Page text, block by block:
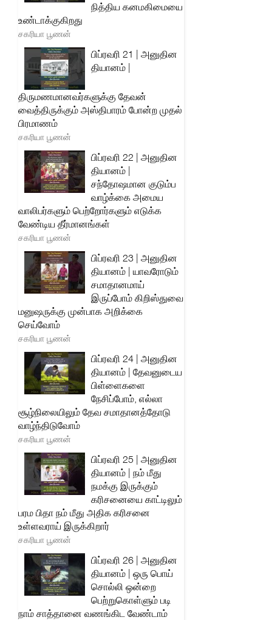
நித்திய கனமகிமையை
உண்டாக்குகிறது
சகரியா பூணன்
பிப்ரவரி 21 | அனுதின
தியானம் |
திருமணமானவர்களுக்கு தேவன்
வைத்திருக்கும் அஸ்திபாரம் போன்ற முதல்
பிரமாணம்
சகரியா பூணன்
பிப்ரவரி 22 | அனுதின
தியானம் |
சந்தோஷமான குடும்ப
வாழ்க்கை அமைய
வாலிபர்களும் பெற்றோர்களும் எடுக்க
வேண்டிய தீர்மானங்கள்
சகரியா பூணன்
பிப்ரவரி 23 | அனுதின
தியானம் | யாவரோடும்
சமாதானமாய்
இருப்போம் கிறிஸ்துவை
மனுஷருக்கு முன்பாக அறிக்கை
செய்வோம்
சகரியா பூணன்
பிப்ரவரி 24 | அனுதின
தியானம் | தேவனுடைய
பிள்ளைகளை
நேசிப்போம், எல்லா
சூழ்நிலையிலும் தேவ சமாதானத்தோடு
வாழ்ந்திடுவோம்
சகரியா பூணன்
பிப்ரவரி 25 | அனுதின
தியானம் | நம் மீது
நமக்கு இருக்கும்
கரிசனையை காட்டிலும்
பரம பிதா நம் மீது அதிக கரிசனை
உள்ளவராய் இருக்கிறார்
சகரியா பூணன்
பிப்ரவரி 26 | அனுதின
தியானம் | ஒரு பொய்
சொல்லி ஒன்றை
பெற்றுகொள்ளும் படி
நாம் சாத்தானை வணங்கிட வேண்டாம்